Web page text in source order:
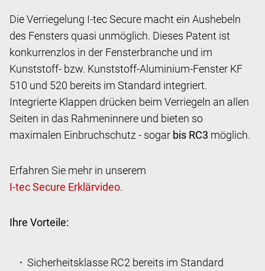
Die Verriegelung I-tec Secure macht ein Aushebeln
des Fensters quasi unmöglich. Dieses Patent ist
konkurrenzlos in der Fensterbranche und im
Kunststoff- bzw. Kunststoff-Aluminium-Fenster KF
510 und 520 bereits im Standard integriert.
Integrierte Klappen drücken beim Verriegeln an allen
Seiten in das Rahmeninnere und bieten so
maximalen Einbruchschutz - sogar bis RC3 möglich.
Erfahren Sie mehr in unserem
.
Ihre Vorteile:
Sicherheitsklasse RC2 bereits im Standard